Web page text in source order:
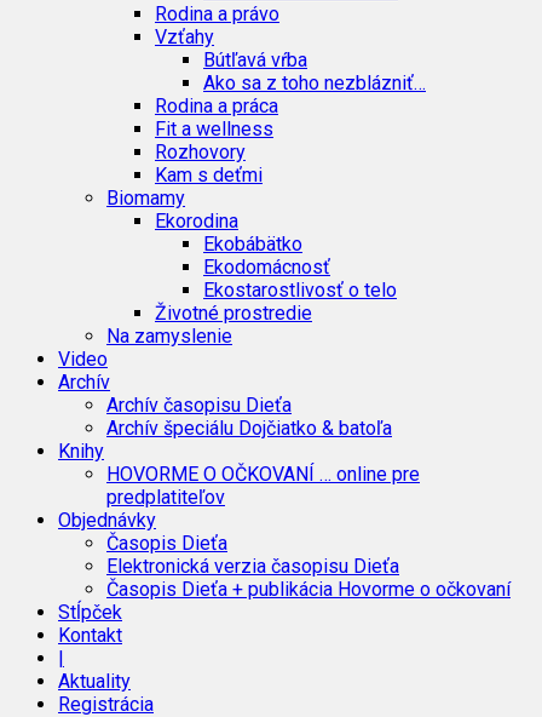
Rodina a právo
Vzťahy
Bútľavá vŕba
Ako sa z toho nezblázniť…
Rodina a práca
Fit a wellness
Rozhovory
Kam s deťmi
Biomamy
Ekorodina
Ekobábätko
Ekodomácnosť
Ekostarostlivosť o telo
Životné prostredie
Na zamyslenie
Video
Archív
Archív časopisu Dieťa
Archív špeciálu Dojčiatko & batoľa
Knihy
HOVORME O OČKOVANÍ … online pre
predplatiteľov
Objednávky
Časopis Dieťa
Elektronická verzia časopisu Dieťa
Časopis Dieťa + publikácia Hovorme o očkovaní
Stĺpček
Kontakt
|
Aktuality
Registrácia